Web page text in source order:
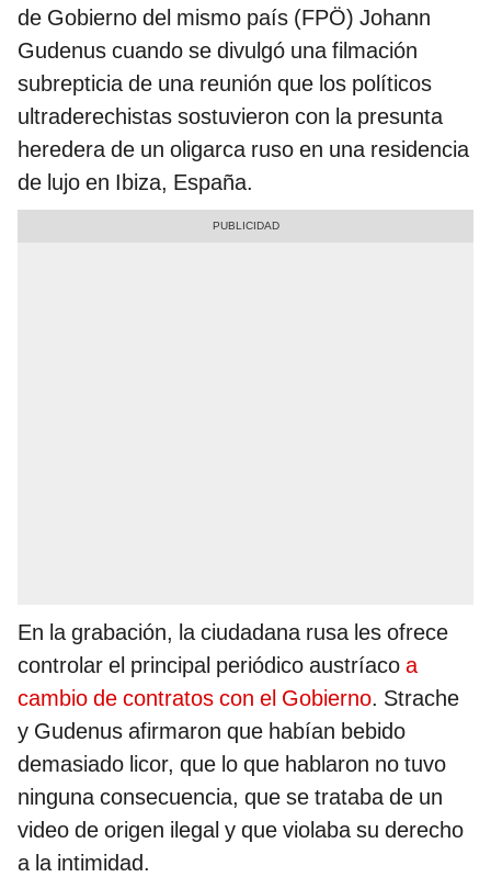
de Gobierno del mismo país (FPÖ) Johann
Gudenus cuando se divulgó una filmación
subrepticia de una reunión que los políticos
ultraderechistas sostuvieron con la presunta
heredera de un oligarca ruso en una residencia
de lujo en Ibiza, España.
En la grabación, la ciudadana rusa les ofrece
controlar el principal periódico austríaco a
cambio de contratos con el Gobierno. Strache
y Gudenus afirmaron que habían bebido
demasiado licor, que lo que hablaron no tuvo
ninguna consecuencia, que se trataba de un
video de origen ilegal y que violaba su derecho
a la intimidad.